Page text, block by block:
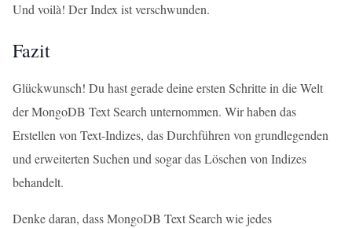
Und voilà! Der Index ist verschwunden.
Fazit
Glückwunsch! Du hast gerade deine ersten Schritte in die Welt
der MongoDB Text Search unternommen. Wir haben das
Erstellen von Text-Indizes, das Durchführen von grundlegenden
und erweiterten Suchen und sogar das Löschen von Indizes
behandelt.
Denke daran, dass MongoDB Text Search wie jedes